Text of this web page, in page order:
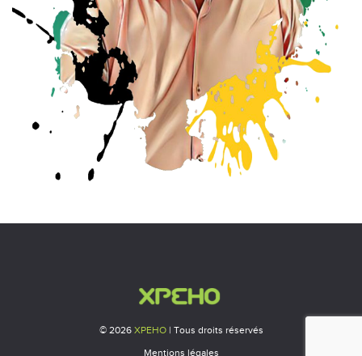
© 2026 XPEHO| Tous droits réservés
Mentions légales